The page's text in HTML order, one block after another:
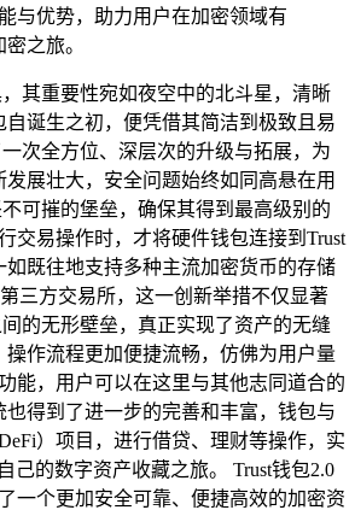
与优势，助力用户在加密领域有
之旅。
其重要性宛如夜空中的北斗星，清晰
诞生之初，便凭借其简洁到极致且易
次全方位、深层次的升级与拓展，为
展壮大，安全问题始终如同高悬在用
可摧的堡垒，确保其得到最高级别的
交易操作时，才将硬件钱包连接到Trust
既往地支持多种主流加密货币的存储
三方交易所，这一创新举措不仅显著
的无形壁垒，真正实现了资产的无缝
作流程更加便捷流畅，仿佛为用户量
能，用户可以在这里与其他志同道合的
得到了进一步的完善和丰富，钱包与
）项目，进行借贷、理财等操作，实
己的数字资产收藏之旅。 Trust钱包2.0
一个更加安全可靠、便捷高效的加密资